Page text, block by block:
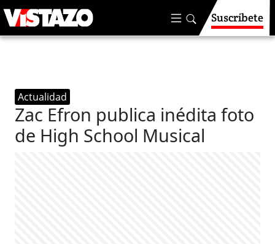
Suscríbete
Actualidad
Zac Efron publica inédita foto
de High School Musical